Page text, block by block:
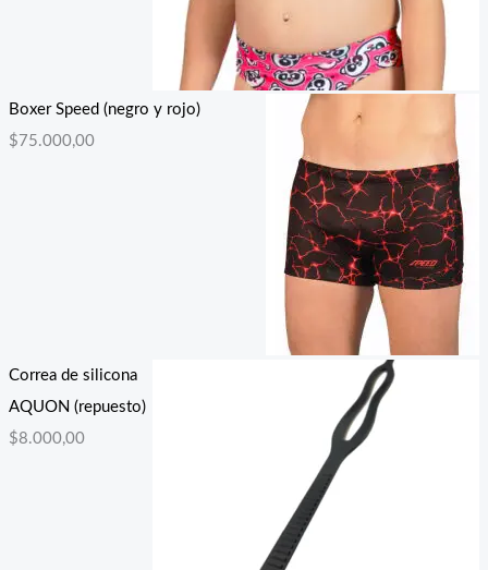
Boxer Speed (negro y rojo)
$ 75.000,00
Correa de silicona
AQUON (repuesto)
$8.000,00